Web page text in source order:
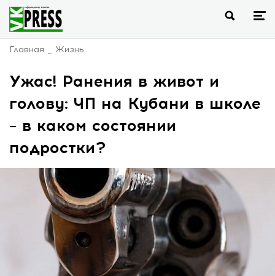
Главная Жизнь
Ужас! Ранения в живот и
голову: ЧП на Кубани в школе
– в каком состоянии
подростки?